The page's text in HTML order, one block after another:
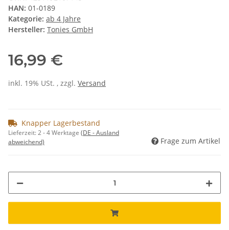
HAN: 01-0189
Kategorie: ab 4 Jahre
Hersteller: Tonies GmbH
16,99 €
inkl. 19% USt. , zzgl. Versand
Knapper Lagerbestand
Lieferzeit:2 - 4 Werktage (DE - Ausland
abweichend)
Frage zum Artikel